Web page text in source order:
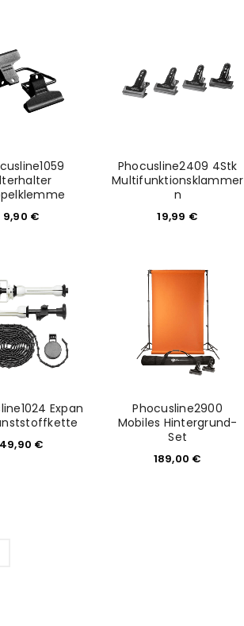
9,90 €
Phocusline2409 4Stk
Multifunktionsklammer
n
19,99 €
Expan
49,90 €
Phocusline2900
Mobiles Hintergrund-
Set
189,00 €